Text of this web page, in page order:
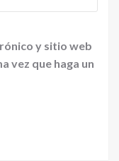
y sitio web
vez que haga un